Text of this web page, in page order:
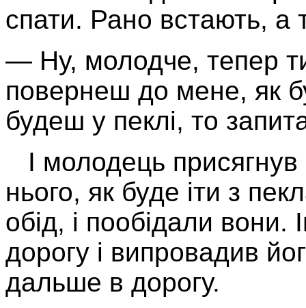
спати. Рано встають, а
— Ну, молодче, тепер
повернеш до мене, як
будеш у пеклі, то
І молодець
нього, як буде іти з
обід, і пообідали
дорогу і випровадив
дальше в дорогу.